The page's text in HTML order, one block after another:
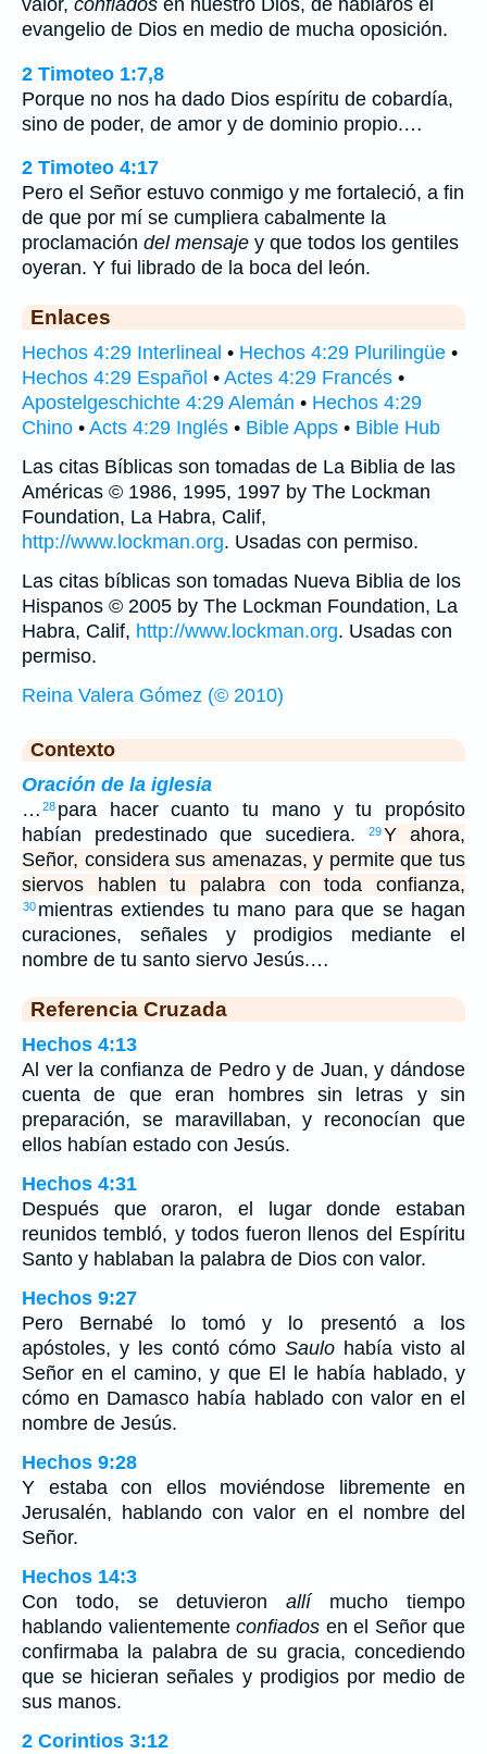
valor, confiados en nuestro Dios, de hablaros el
evangelio de Dios en medio de mucha oposición.
2 Timoteo 1:7,8
Porque no nos ha dado Dios espíritu de cobardía,
sino de poder, de amor y de dominio propio.…
2 Timoteo 4:17
Pero el Señor estuvo conmigo y me fortaleció, a fin
de que por mí se cumpliera cabalmente la
proclamación del mensaje y que todos los gentiles
oyeran. Y fui librado de la boca del león.
Enlaces
Hechos 4:29 Interlineal • Hechos 4:29 Plurilingüe •
Hechos 4:29 Español • Actes 4:29 Francés •
Apostelgeschichte 4:29 Alemán • Hechos 4:29
Chino • Acts 4:29 Inglés • Bible Apps • Bible Hub
Las citas Bíblicas son tomadas de La Biblia de las
Américas © 1986, 1995, 1997 by The Lockman
Foundation, La Habra, Calif,
http://www.lockman.org. Usadas con permiso.
Las citas bíblicas son tomadas Nueva Biblia de los
Hispanos © 2005 by The Lockman Foundation, La
Habra, Calif, http://www.lockman.org. Usadas con
permiso.
Reina Valera Gómez (© 2010)
Contexto
Oración de la iglesia
… 28 para hacer cuanto tu mano y tu propósito
habían predestinado que sucediera.
29 Y ahora,
Señor, considera sus amenazas, y permite que tus
siervos hablen tu palabra con toda confianza,
30 mientras extiendes tu mano para que se hagan
curaciones, señales y prodigios mediante el
nombre de tu santo siervo Jesús.…
Referencia Cruzada
Hechos 4:13
Al ver la confianza de Pedro y de Juan, y dándose
cuenta de que eran hombres sin letras y sin
preparación, se maravillaban, y reconocían que
ellos habían estado con Jesús.
Hechos 4:31
Después que oraron, el lugar donde estaban
reunidos tembló, y todos fueron llenos del Espíritu
Santo y hablaban la palabra de Dios con valor.
Hechos 9:27
Pero Bernabé lo tomó y lo presentó a los
apóstoles, y les contó cómo Saulo había visto al
Señor en el camino, y que El le había hablado, y
cómo en Damasco había hablado con valor en el
nombre de Jesús.
Hechos 9:28
Y estaba con ellos moviéndose libremente en
Jerusalén, hablando con valor en el nombre del
Señor.
Hechos 14:3
Con todo, se detuvieronallímucho tiempo
hablando valientemente confiados en el Señor que
confirmaba la palabra de su gracia, concediendo
que se hicieran señales y prodigios por medio de
sus manos.
2 Corintios 3:12